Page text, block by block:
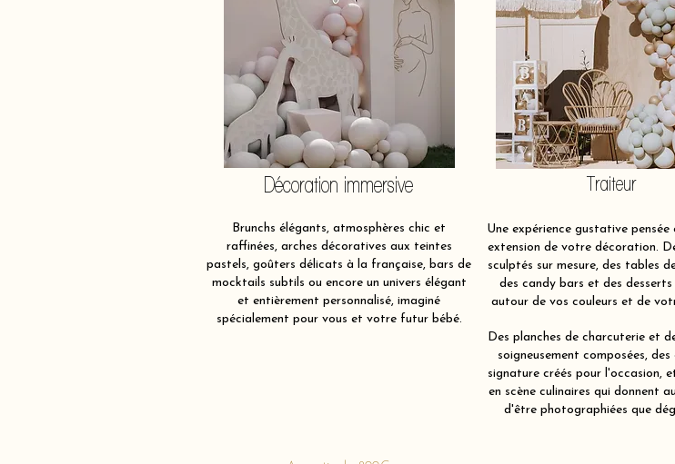
Décoration immersive
Brunchs élégants, atmosphères chic et
raffinées, arches décoratives aux teintes
pastels, goûters délicats à la française, bars de
mocktails subtils ou encore un univers élégant
et entièrement personnalisé, imaginé
spécialement pour vous et votre futur bébé.
Traiteur
Une expérience gustative pensée
extension de votre décoration.
sculptés sur mesure, des tables
des candy bars et des desserts
autour de vos couleurs et de
Des planches de charcuterie et
soigneusement composées,
signature créés pour l'occasion,
en scène culinaires qui donnent
d'être photographiées que